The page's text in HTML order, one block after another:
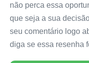
não perca essa
que seja a sua
seu comentário logo
diga se essa resenha